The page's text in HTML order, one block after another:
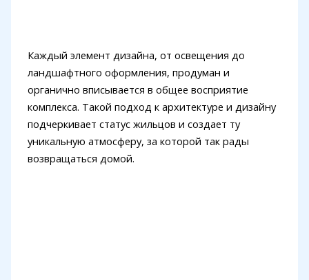
Каждый элемент дизайна, от освещения до
ландшафтного оформления, продуман и
органично вписывается в общее восприятие
комплекса. Такой подход к архитектуре и дизайну
подчеркивает статус жильцов и создает ту
уникальную атмосферу, за которой так рады
возвращаться домой.